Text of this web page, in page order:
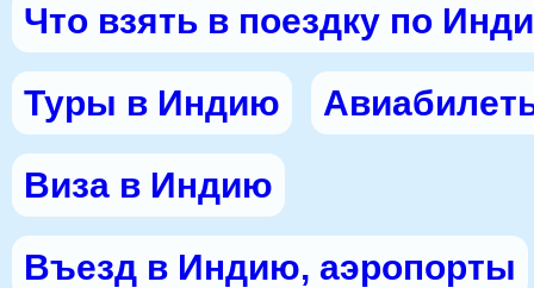
Что взять в поездку по
Туры в Индию
Виза в Индию
Въезд в Индию, аэропорты